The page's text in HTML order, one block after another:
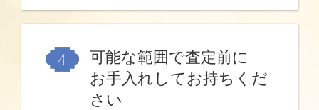
可能な範囲で査定前に
お手入れしてお持ちくだ
さい